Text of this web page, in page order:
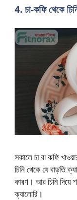
4. চা-কফি থেকে
সকালে চা বা কফি
চিনি থেকে যে বাড়তি
কারণ। আর চিনি দিয়ে
ক্যালোরি।